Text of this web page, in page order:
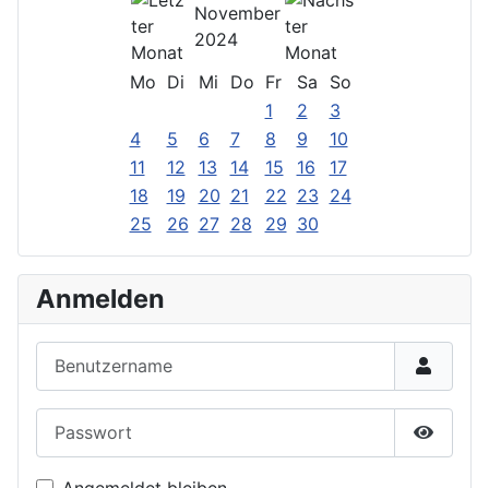
November
2024
Mo Di Mi Do Fr Sa
So
1
2
3
4
5 6 7 8 9
10
11
12 13 14 15 16
17
18
19 20 21 22 23 24
25
26 27 28 29 30
Anmelden